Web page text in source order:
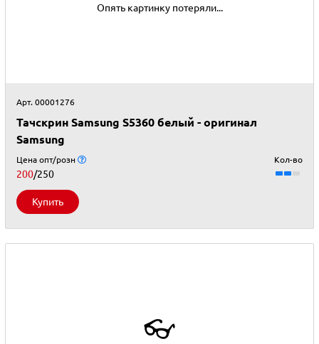
Опять картинку потеряли...
Арт. 00001276
Тачскрин Samsung S5360 белый - оригинал
Samsung
Цена опт/розн
200/250
Кол-во
Купить
👓